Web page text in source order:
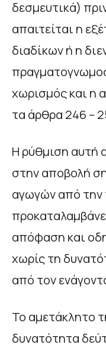
δεσμευτικά)
απαιτείται η
διαδίκων ή η
χωρισμός και η
τα άρθρα 246 –
Η ρύθμιση αυτή
στην αποβολή
αγωγών από την
απόφαση και
χωρίς τη
από τον
Το αμετάκλητο
δυνατότητα